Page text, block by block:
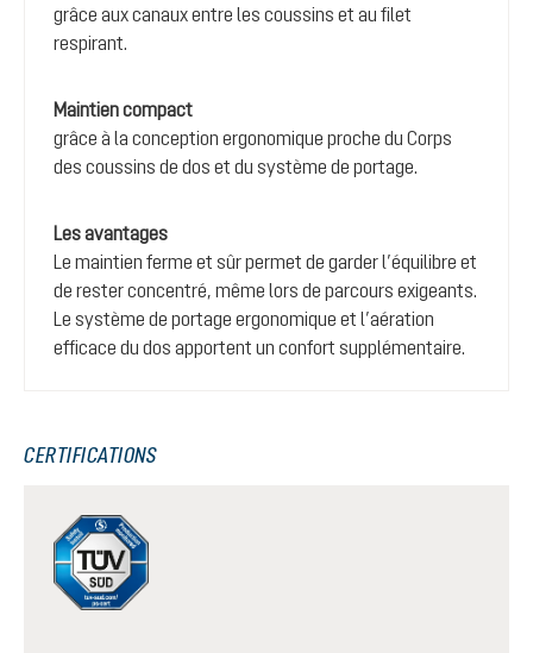
grâce aux canaux entre les coussins et au filet
respirant.
Maintien compact
grâce à la conception ergonomique proche du Corps
des coussins de dos et du système de portage.
Les avantages
Le maintien ferme et sûr permet de garder l’équilibre et
de rester concentré, même lors de parcours exigeants.
Le système de portage ergonomique et l’aération
efficace du dos apportent un confort supplémentaire.
CERTIFICATIONS